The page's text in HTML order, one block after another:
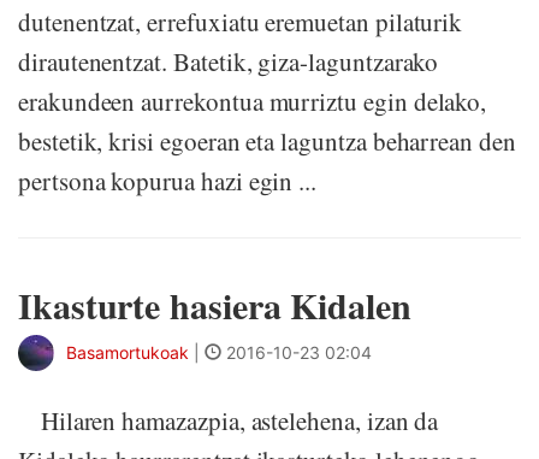
dutenentzat, errefuxiatu eremuetan pilaturik
dirautenentzat. Batetik, giza-laguntzarako
erakundeen aurrekontua murriztu egin delako,
bestetik, krisi egoeran eta laguntza beharrean den
pertsona kopurua hazi egin ...
Ikasturte hasiera Kidalen
Basamortukoak 2016-10-23 02:04
Hilaren hamazazpia, astelehena, izan da